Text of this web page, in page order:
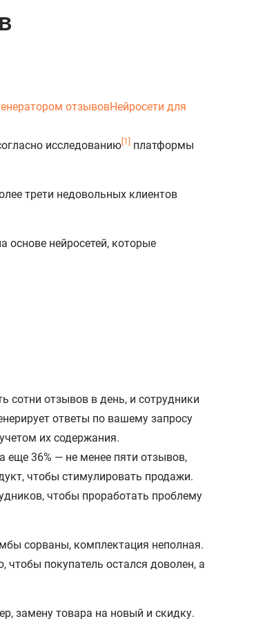
отзывовНейросети для
исследованию [1]
платформы
трети недовольных клиентов
основе нейросетей, которые
сотни отзывов в день, и сотрудники
ответы по вашему запросу
их содержания.
еще 36% — не менее пяти отзывов,
чтобы стимулировать продажи.
чтобы проработать проблему
сорваны, комплектация неполная.
чтобы покупатель остался доволен, а
замену товара на новый и скидку.